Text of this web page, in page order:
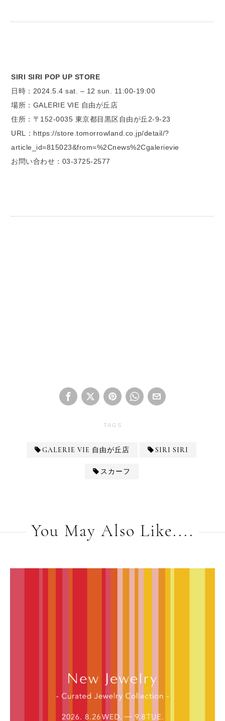
SIRI SIRI POP UP STORE
日時：2024.5.4 sat. – 12 sun. 11:00-19:00
場所：GALERIE VIE 自由が丘店
住所：〒152-0035 東京都目黒区自由が丘2-9-23
URL：https://store.tomorrowland.co.jp/detail/?
article_id=815023&from=%2Cnews%2Cgalerievie
お問い合わせ：03-3725-2577
TAGS
GALERIE VIE 自由が丘店 SIRI SIRI
スカーフ
You May Also Like....